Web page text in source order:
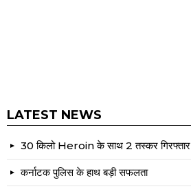
LATEST NEWS
30 किलो Heroin के साथ 2 तस्कर गिरफ्तार
कर्नाटक पुलिस के हाथ बड़ी सफलता